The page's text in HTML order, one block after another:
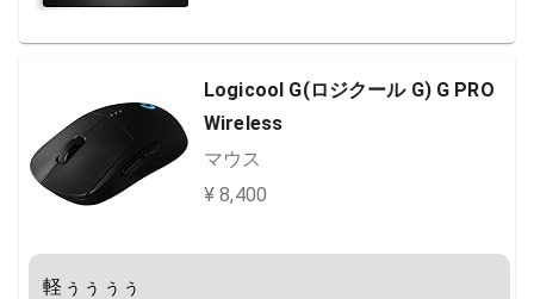
Logicool G(ロジクール G) G PRO
Wireless
マウス
¥ 8,400
軽ぅぅぅぅ